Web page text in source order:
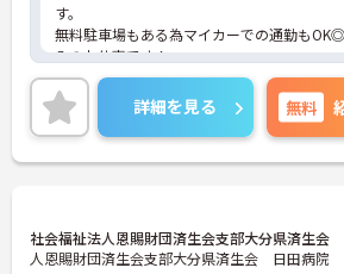
す。
無料駐車場もある為マイカーでの通勤も
みのお仕事です！
看護助手のお仕事が初めての人でもチャレ
る職場で、しっかりとしたフォロー体制で、
関わらず安心してスタートできます。また昇
与があり、さらに各種手当も充実している
いポイントです◎
ントもお伝えしますので是非ご応募お待ち
ます。
詳細を見る 無料
社会福祉法人恩賜財団済生会支部大分県済生会
人恩賜財団済生会支部大分県済生会 日田病院